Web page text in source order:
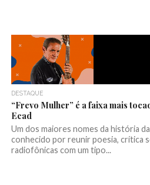
DESTAQUE
“Frevo Mulher” é a faixa mais
Ecad
Um dos maiores nomes da história
conhecido por reunir poesia, crítica
radiofônicas com um tipo...